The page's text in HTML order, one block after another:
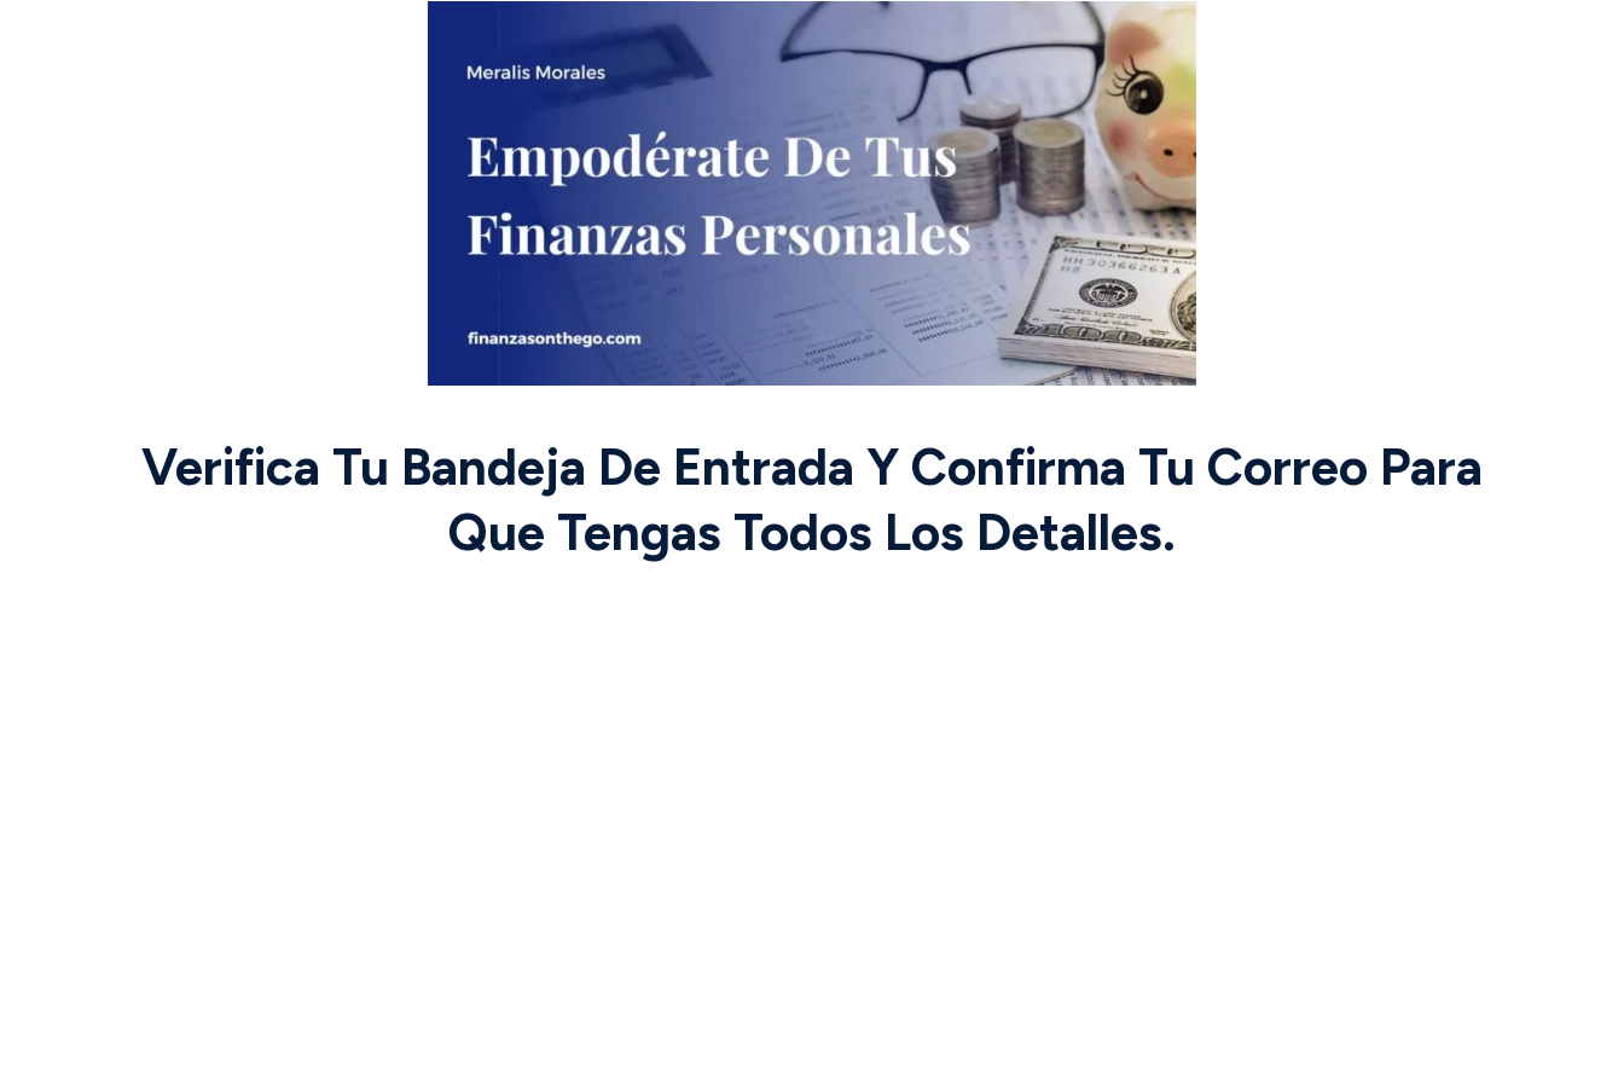
Verifica Tu Bandeja De Entrada Y Confirma Tu Correo Para
Que Tengas Todos Los Detalles.